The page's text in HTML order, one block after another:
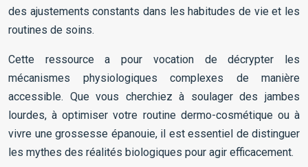
des ajustements constants dans les habitudes de vie et les
routines de soins.
Cette ressource a pour vocation de décrypter les
mécanismes physiologiques complexes de manière
accessible. Que vous cherchiez à soulager des jambes
lourdes, à optimiser votre routine dermo-cosmétique ou à
vivre une grossesse épanouie, il est essentiel de distinguer
les mythes des réalités biologiques pour agir efficacement.